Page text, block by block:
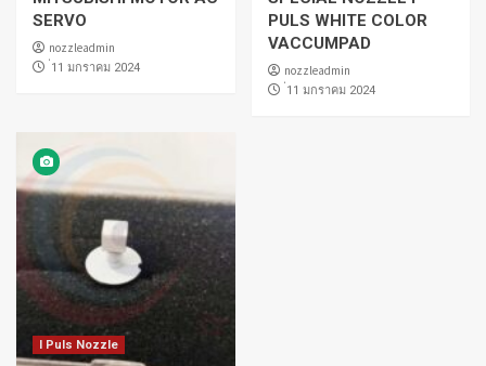
SERVO
nozzleadmin
่11 มกราคม 2024
PULS WHITE COLOR
VACCUMPAD
nozzleadmin
่11 มกราคม 2024
I Puls Nozzle